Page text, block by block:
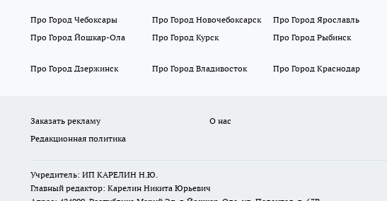
Про Город Чебоксары Про Город Новочебоксарск Про Город Ярославль
Про Город Йошкар-Ола
Про Город Курск Про Город Рыбинск
Про Город Дзержинск
Про Город Владивосток Про Город Краснодар
Заказать рекламу О нас
Редакционная политика
Учредитель: ИП КАРЕЛИН Н.Ю.
Главный редактор: Карелин Никита Юрьевич